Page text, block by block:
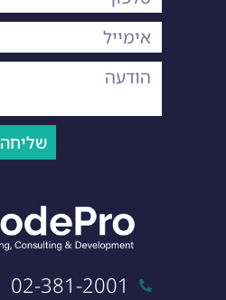
שליחה
02-381-2001